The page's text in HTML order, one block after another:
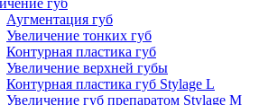
губ
Аугментация губ
Увеличение тонких губ
Контурная пластика губ
Увеличение верхней губы
Контурная пластика губ Stylage L
Увеличение губ препаратом Stylage M